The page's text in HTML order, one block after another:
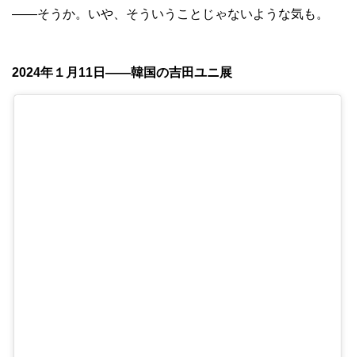
——そうか。いや、そういうことじゃないような気も。
2024年１月11日——韓国の吉田ユニ展